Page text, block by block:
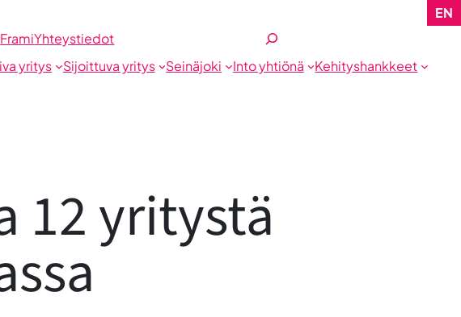
FramiYhteystiedot
Etsi
yritys Sijoittuva yritys Seinäjoki Into yhtiönä Kehityshankkeet
EN
12 yritystä